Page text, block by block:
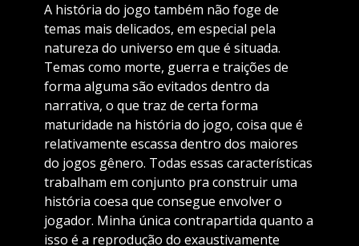
A história do jogo também não foge de
temas mais delicados, em especial pela
natureza do universo em que é situada.
Temas como morte, guerra e traições de
forma alguma são evitados dentro da
narrativa, o que traz de certa forma
maturidade na história do jogo, coisa que é
relativamente escassa dentro dos maiores
do jogos gênero. Todas essas características
trabalham em conjunto pra construir uma
história coesa que consegue envolver o
jogador. Minha única contrapartida quanto a
isso é a reprodução do exaustivamente